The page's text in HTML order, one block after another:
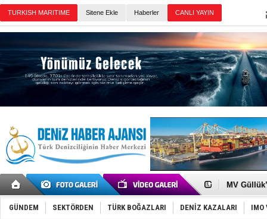
Sitene Ekle Haberler
Şahika
MV
Denizde
Füze ve
İran
GÜNDEM SEKTÖRDEN TÜRK BOĞAZLARI DENİZ KAZALARI IMO